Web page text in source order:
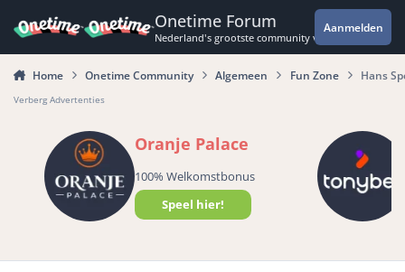
Onetime Forum
Nederland's grootste community voor de
Aanmelden
Home Onetime Community Algemeen Fun Zone Hans
Verberg Advertenties
Oranje Palace
100% Welkomstbonus
Speel hier!